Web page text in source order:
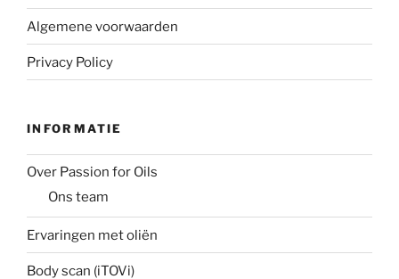
Algemene voorwaarden
Privacy Policy
INFORMATIE
Over Passion for Oils
Ons team
Ervaringen met oliën
Body scan (iTOVi)